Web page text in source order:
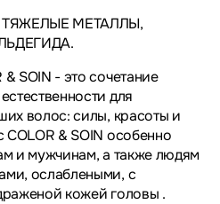
МЕТАЛЛЫ,
& SOIN - это сочетание
для
волос: силы, красоты и
COLOR & SOIN особенно
и мужчинам, а также людям
ослаблеными, с
кожей головы .